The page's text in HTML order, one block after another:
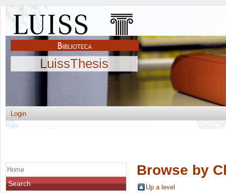
LuissThesis
Login
Browse by
Up a level
Home
Search